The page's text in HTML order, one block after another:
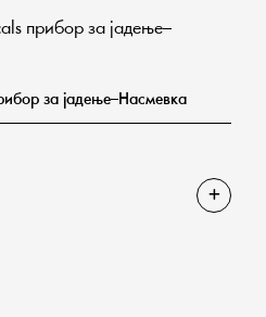
за јадење–Насмевка